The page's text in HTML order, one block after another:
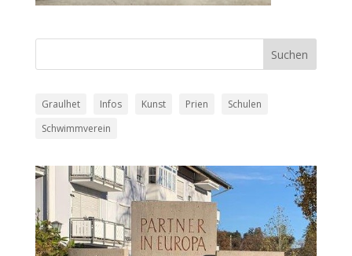
Graulhet Infos Kunst Prien
Schulen
Schwimmverein